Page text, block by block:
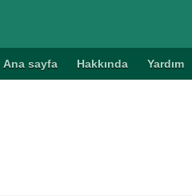
Ana sayfa Hakkında Yardım